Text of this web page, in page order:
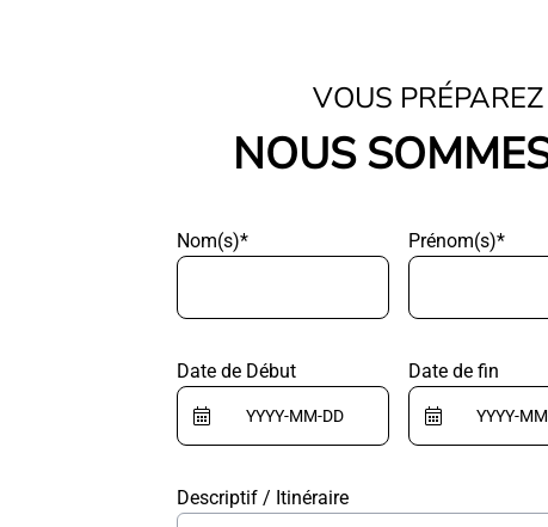
VOUS
NOUS
Nom(s)* Prénom(s)*
Date de Début Date de fin
Descriptif / Itinéraire